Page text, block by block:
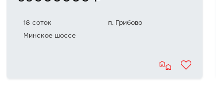
18 соток
п. Грибово
Минское шоссе